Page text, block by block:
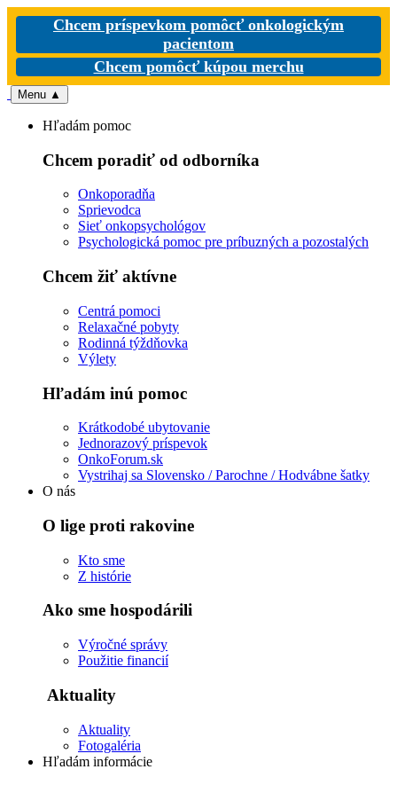
Chcem príspevkom pomôcť onkologickým
pacientom
Chcem pomôcť kúpou merchu
Menu ▲
Hľadám pomoc
Chcem poradiť od odborníka
Onkoporadňa
Sprievodca
Sieť onkopsychológov
Psychologická pomoc pre príbuzných a pozostalých
Chcem žiť aktívne
Centrá pomoci
Relaxačné pobyty
Rodinná týždňovka
Výlety
Hľadám inú pomoc
Krátkodobé ubytovanie
Jednorazový príspevok
OnkoForum.sk
Vystrihaj sa Slovensko / Parochne / Hodvábne šatky
O nás
O lige proti rakovine
Kto sme
Z histórie
Ako sme hospodárili
Výročné správy
Použitie financií
Aktuality
Aktuality
Fotogaléria
Hľadám informácie